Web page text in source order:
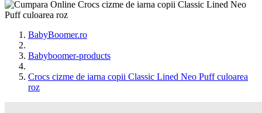
BabyBoomer.ro
Babyboomer-products
Crocs cizme de iarna copii Classic Lined Neo Puff culoarea
roz